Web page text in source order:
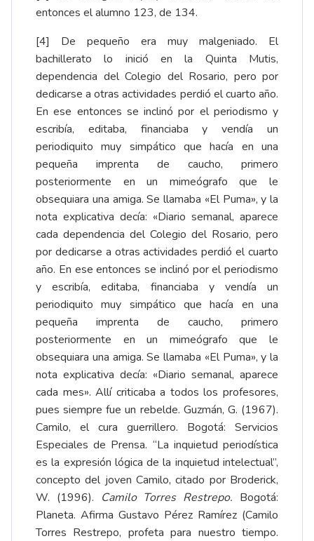
entonces el alumno 123, de 134.
[4] De pequeño era muy malgeniado. El
bachillerato lo inició en la Quinta Mutis,
dependencia del Colegio del Rosario, pero por
dedicarse a otras actividades perdió el cuarto año.
En ese entonces se inclinó por el periodismo y
escribía, editaba, financiaba y vendía un
periodiquito muy simpático que hacía en una
pequeña imprenta de caucho, primero
posteriormente en un mimeógrafo que le
obsequiara una amiga. Se llamaba «El Puma», y la
nota explicativa decía: «Diario semanal, aparece
cada dependencia del Colegio del Rosario, pero
por dedicarse a otras actividades perdió el cuarto
año. En ese entonces se inclinó por el periodismo
y escribía, editaba, financiaba y vendía un
periodiquito muy simpático que hacía en una
pequeña imprenta de caucho, primero
posteriormente en un mimeógrafo que le
obsequiara una amiga. Se llamaba «El Puma», y la
nota explicativa decía: «Diario semanal, aparece
cada mes». Allí criticaba a todos los profesores,
pues siempre fue un rebelde. Guzmán, G. (1967).
Camilo, el cura guerrillero. Bogotá: Servicios
Especiales de Prensa. “La inquietud periodística
es la expresión lógica de la inquietud intelectual”,
concepto del joven Camilo, citado por Broderick,
W. (1996). Camilo Torres Restrepo. Bogotá:
Planeta. Afirma Gustavo Pérez Ramírez (Camilo
Torres Restrepo, profeta para nuestro tiempo.